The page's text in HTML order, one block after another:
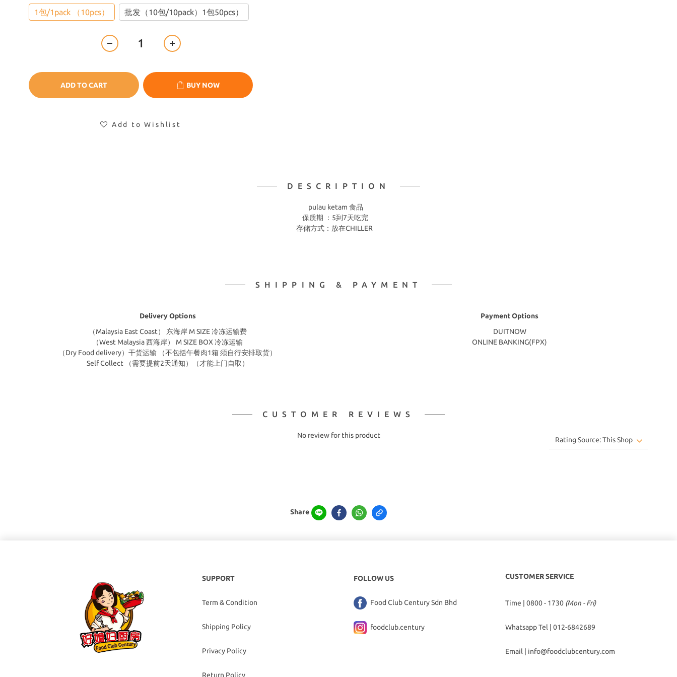
1包/1pack （10pcs） 批发（10包/10pack）1包50pcs）
ADD TO CART BUY NOW
Add to Wishlist
DESCRIPTION
pulau ketam 食品
保质期 ：5到7天吃完
存储方式：放在CHILLER
SHIPPING & PAYMENT
Delivery Options
（Malaysia East Coast） 东海岸 M SIZE 冷冻运输费
（West Malaysia 西海岸） M SIZE BOX 冷冻运输
（Dry Food delivery）干货运输 （不包括午餐肉1箱 须自行安排取货）
Self Collect （需要提前2天通知）（才能上门自取）
Payment Options
DUITNOW
ONLINE BANKING(FPX)
CUSTOMER REVIEWS
No review for this product
Share
SUPPORT
Term & Condition
Shipping Policy
Privacy Policy
Return Policy
FOLLOW US
Food Club Century Sdn Bhd
foodclub.century
CUSTOMER SERVICE
Time | 0800 - 1730 (Mon - Fri)
Whatsapp Tel | 012-6842689
Email | info@foodclubcentury.com